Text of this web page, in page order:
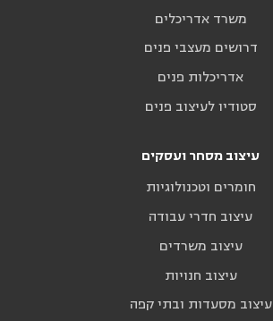
משרד אדריכלים
דרושים מעצבי פנים
אדריכלות פנים
סטודיו לעיצוב פנים
עיצוב מסחר ועסקים
חומרים וטכנולוגיות
עיצוב חדרי עבודה
עיצוב משרדים
עיצוב חנויות
עיצוב מסעדות ובתי קפה